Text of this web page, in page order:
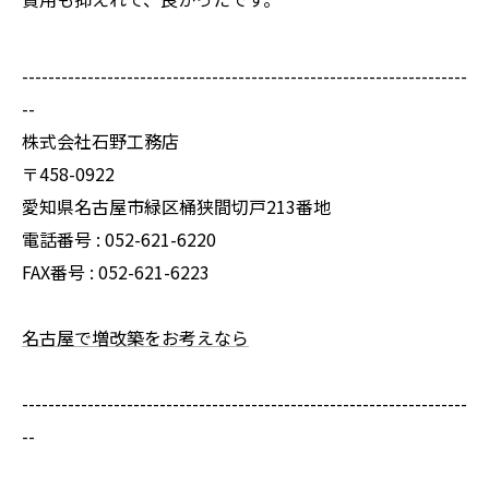
--------------------------------------------------------------------
--
株式会社石野工務店
〒458-0922
愛知県名古屋市緑区桶狭間切戸213番地
電話番号 : 052-621-6220
FAX番号 : 052-621-6223
名古屋で増改築をお考えなら
--------------------------------------------------------------------
--